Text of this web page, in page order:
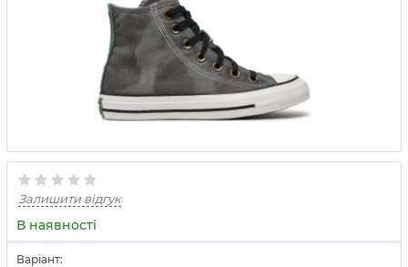
Залишити відгук
В наявності
Варіант: